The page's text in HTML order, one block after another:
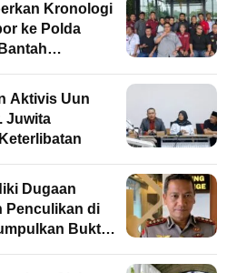
Kronologi
ke Polda
Aktivis Uun
Juwita
Dugaan
Penculikan di
Bukti